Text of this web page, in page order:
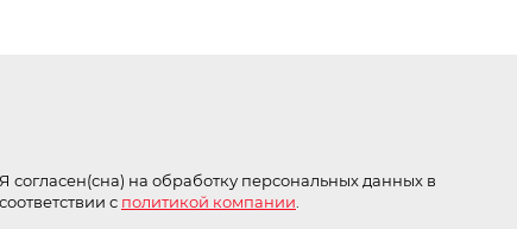
Я согласен(сна) на обработку персональных данных в
соответствии с политикой компании